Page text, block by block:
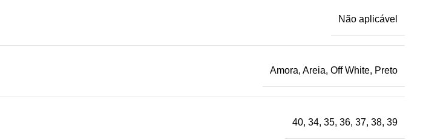
Não aplicável
Amora, Areia, Off White, Preto
40, 34, 35, 36, 37, 38, 39